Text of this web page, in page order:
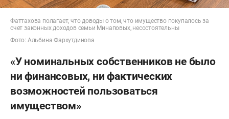
Иннополисе за 9 млн рублей в
рассрочку (погашена);
рублей (продан за 10,5 млн);
Mercedes-AMG за 11,8 млн рублей;
BMW X7 за 9,9 млн рублей;
Фаттахова полагает, что доводы о том, что имущество покупалось за
счет законных доходов семьи Минаповых, несостоятельны
Фото: Альбина Фархутдинова
«У номинальных собственников не было
ни финансовых, ни фактических
возможностей пользоваться
имуществом»